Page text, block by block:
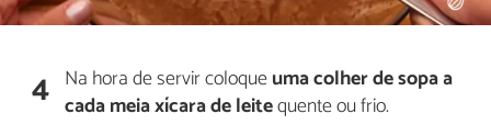
4 Na hora de servir coloqueuma colher de sopa a
cada meia xícara de leitequente ou frio.